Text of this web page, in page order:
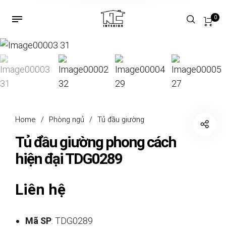
0
Home / Phòng ngủ / Tủ đầu giường
Tủ đầu giường phong cách
hiện đại TDG0289
Liên hệ
Mã SP: TDG0289